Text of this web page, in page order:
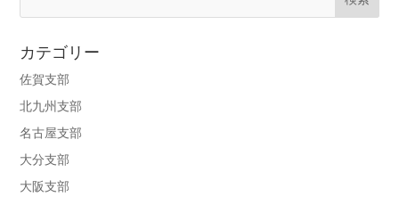
カテゴリー
佐賀支部
北九州支部
名古屋支部
大分支部
大阪支部